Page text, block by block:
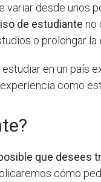
desde unos
de estudiante no
o prolongar la
en un país
como
que desees
cómo